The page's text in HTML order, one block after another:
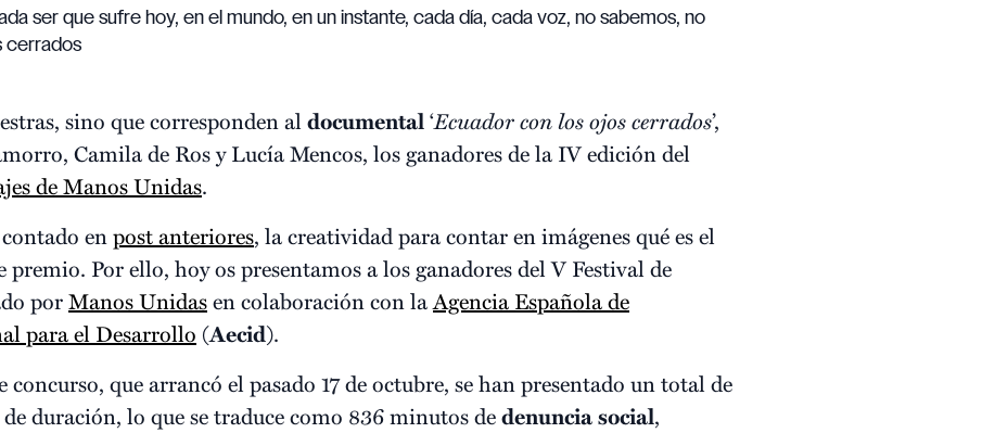
ser que sufre hoy, en el mundo, en un instante, cada día, cada voz, no sabemos, no
cerrados
sino que corresponden aldocumental‘Ecuador con los ojos cerrados’,
Camila de Ros y Lucía Mencos, los ganadores de la IV edición del
de Manos Unidas.
enpost anteriores, la creatividad para contar en imágenes qué es el
premio. Por ello, hoy os presentamos a los ganadores del V Festival de
porManos Unidasen colaboración con laAgencia Española de
para el Desarrollo (Aecid).
concurso, que arrancó el pasado 17 de octubre, se han presentado un total de
duración, lo que se traduce como 836 minutos dedenunciasocial,